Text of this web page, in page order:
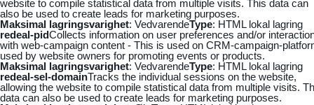
website to compile statistical data from multiple visits. This data can
also be used to create leads for marketing purposes.
Maksimal lagringsvarighet: VedvarendeType: HTML lokal lagring
redeal-pidCollects information on user preferences and/or
with web-campaign content - This is used on CRM-campaign-
used by website owners for promoting events or products.
Maksimal lagringsvarighet: VedvarendeType: HTML lokal lagring
redeal-sel-domainTracks the individual sessions on the website,
allowing the website to compile statistical data from multiple visits.
data can also be used to create leads for marketing purposes.